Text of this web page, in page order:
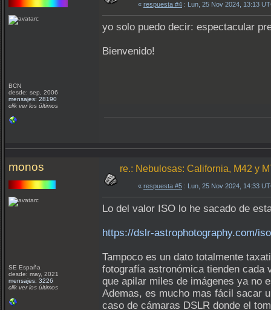
BCN
desde: sep, 2006
mensajes: 28190
clik ver los últimos
« respuesta #4 : Lun, 25 Nov 2024, 13:13
yo solo puedo decir: espectacular
Bienvenido!
monos
SE España
desde: may, 2021
mensajes: 3226
clik ver los últimos
re.: Nebulosas: California, M42 y
« respuesta #5 : Lun, 25 Nov 2024, 14:33
Lo del valor ISO lo he sacado de
https://dslr-astrophotography.com/
Tampoco es un dato totalmente
fotografía astronómica tienden cada
que apilar miles de imágenes ya no
Ademas, es mucho mas fácil sacar
caso de cámaras DSLR donde el